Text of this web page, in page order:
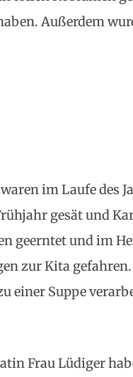
Außerdem
im Laufe des
gesät und
geerntet und im
zur Kita
einer Suppe
Frau Lüdiger